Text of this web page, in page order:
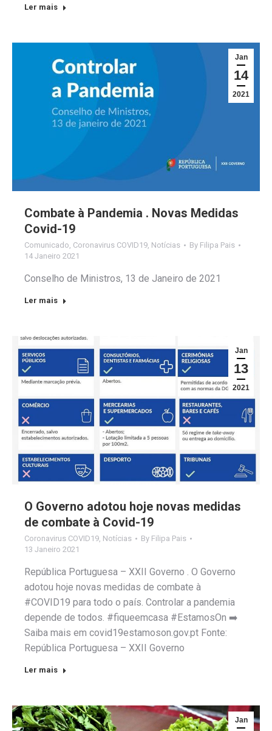
Ler mais
Jan
14
2021
Combate à Pandemia . Novas Medidas
Covid-19
Comunicado Coronavirus COVID19 Notícias By Filipa Pais
14 Janeiro 2021
Conselho de Ministros, 13 de Janeiro de 2021
Ler mais
Jan
13
2021
O Governo adotou hoje novas medidas
de combate à Covid-19
Coronavirus COVID19, Notícias By Filipa Pais
13 Janeiro 2021
República Portuguesa – XXII Governo . O Governo
adotou hoje novas medidas de combate à
#COVID19 para todo o país. Controlar a pandemia
depende de todos. #fiqueemcasa #EstamosOn ➡️
Saiba mais em covid19estamoson.gov.pt Fonte:
República Portuguesa – XXII Governo
Ler mais
Jan